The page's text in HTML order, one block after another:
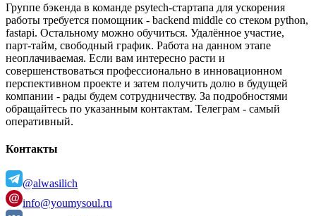
Группе бэкенда в команде psytech-стартапа для ускорения
работы требуется помощник - backend middle со стеком python,
fastapi. Остальному можно обучиться. Удалённое участие,
парт-тайм, свободный график. Работа на данном этапе
неоплачиваемая. Если вам интересно расти и
совершенствоваться профессионально в инновационном
перспективном проекте и затем получить долю в будущей
компании - рады будем сотрудничеству. За подробностями
обращайтесь по указанным контактам. Телеграм - самый
оперативный.
Контакты
@alwasilich
info@youmysoul.ru